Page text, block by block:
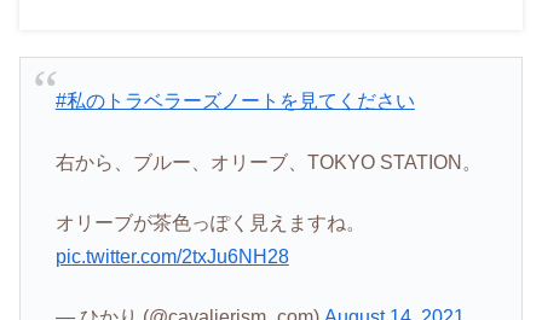
#私のトラベラーズノートを見てください
右から、ブルー、オリーブ、TOKYO STATION。
オリーブが茶色っぽく見えますね。
pic.twitter.com/2txJu6NH28